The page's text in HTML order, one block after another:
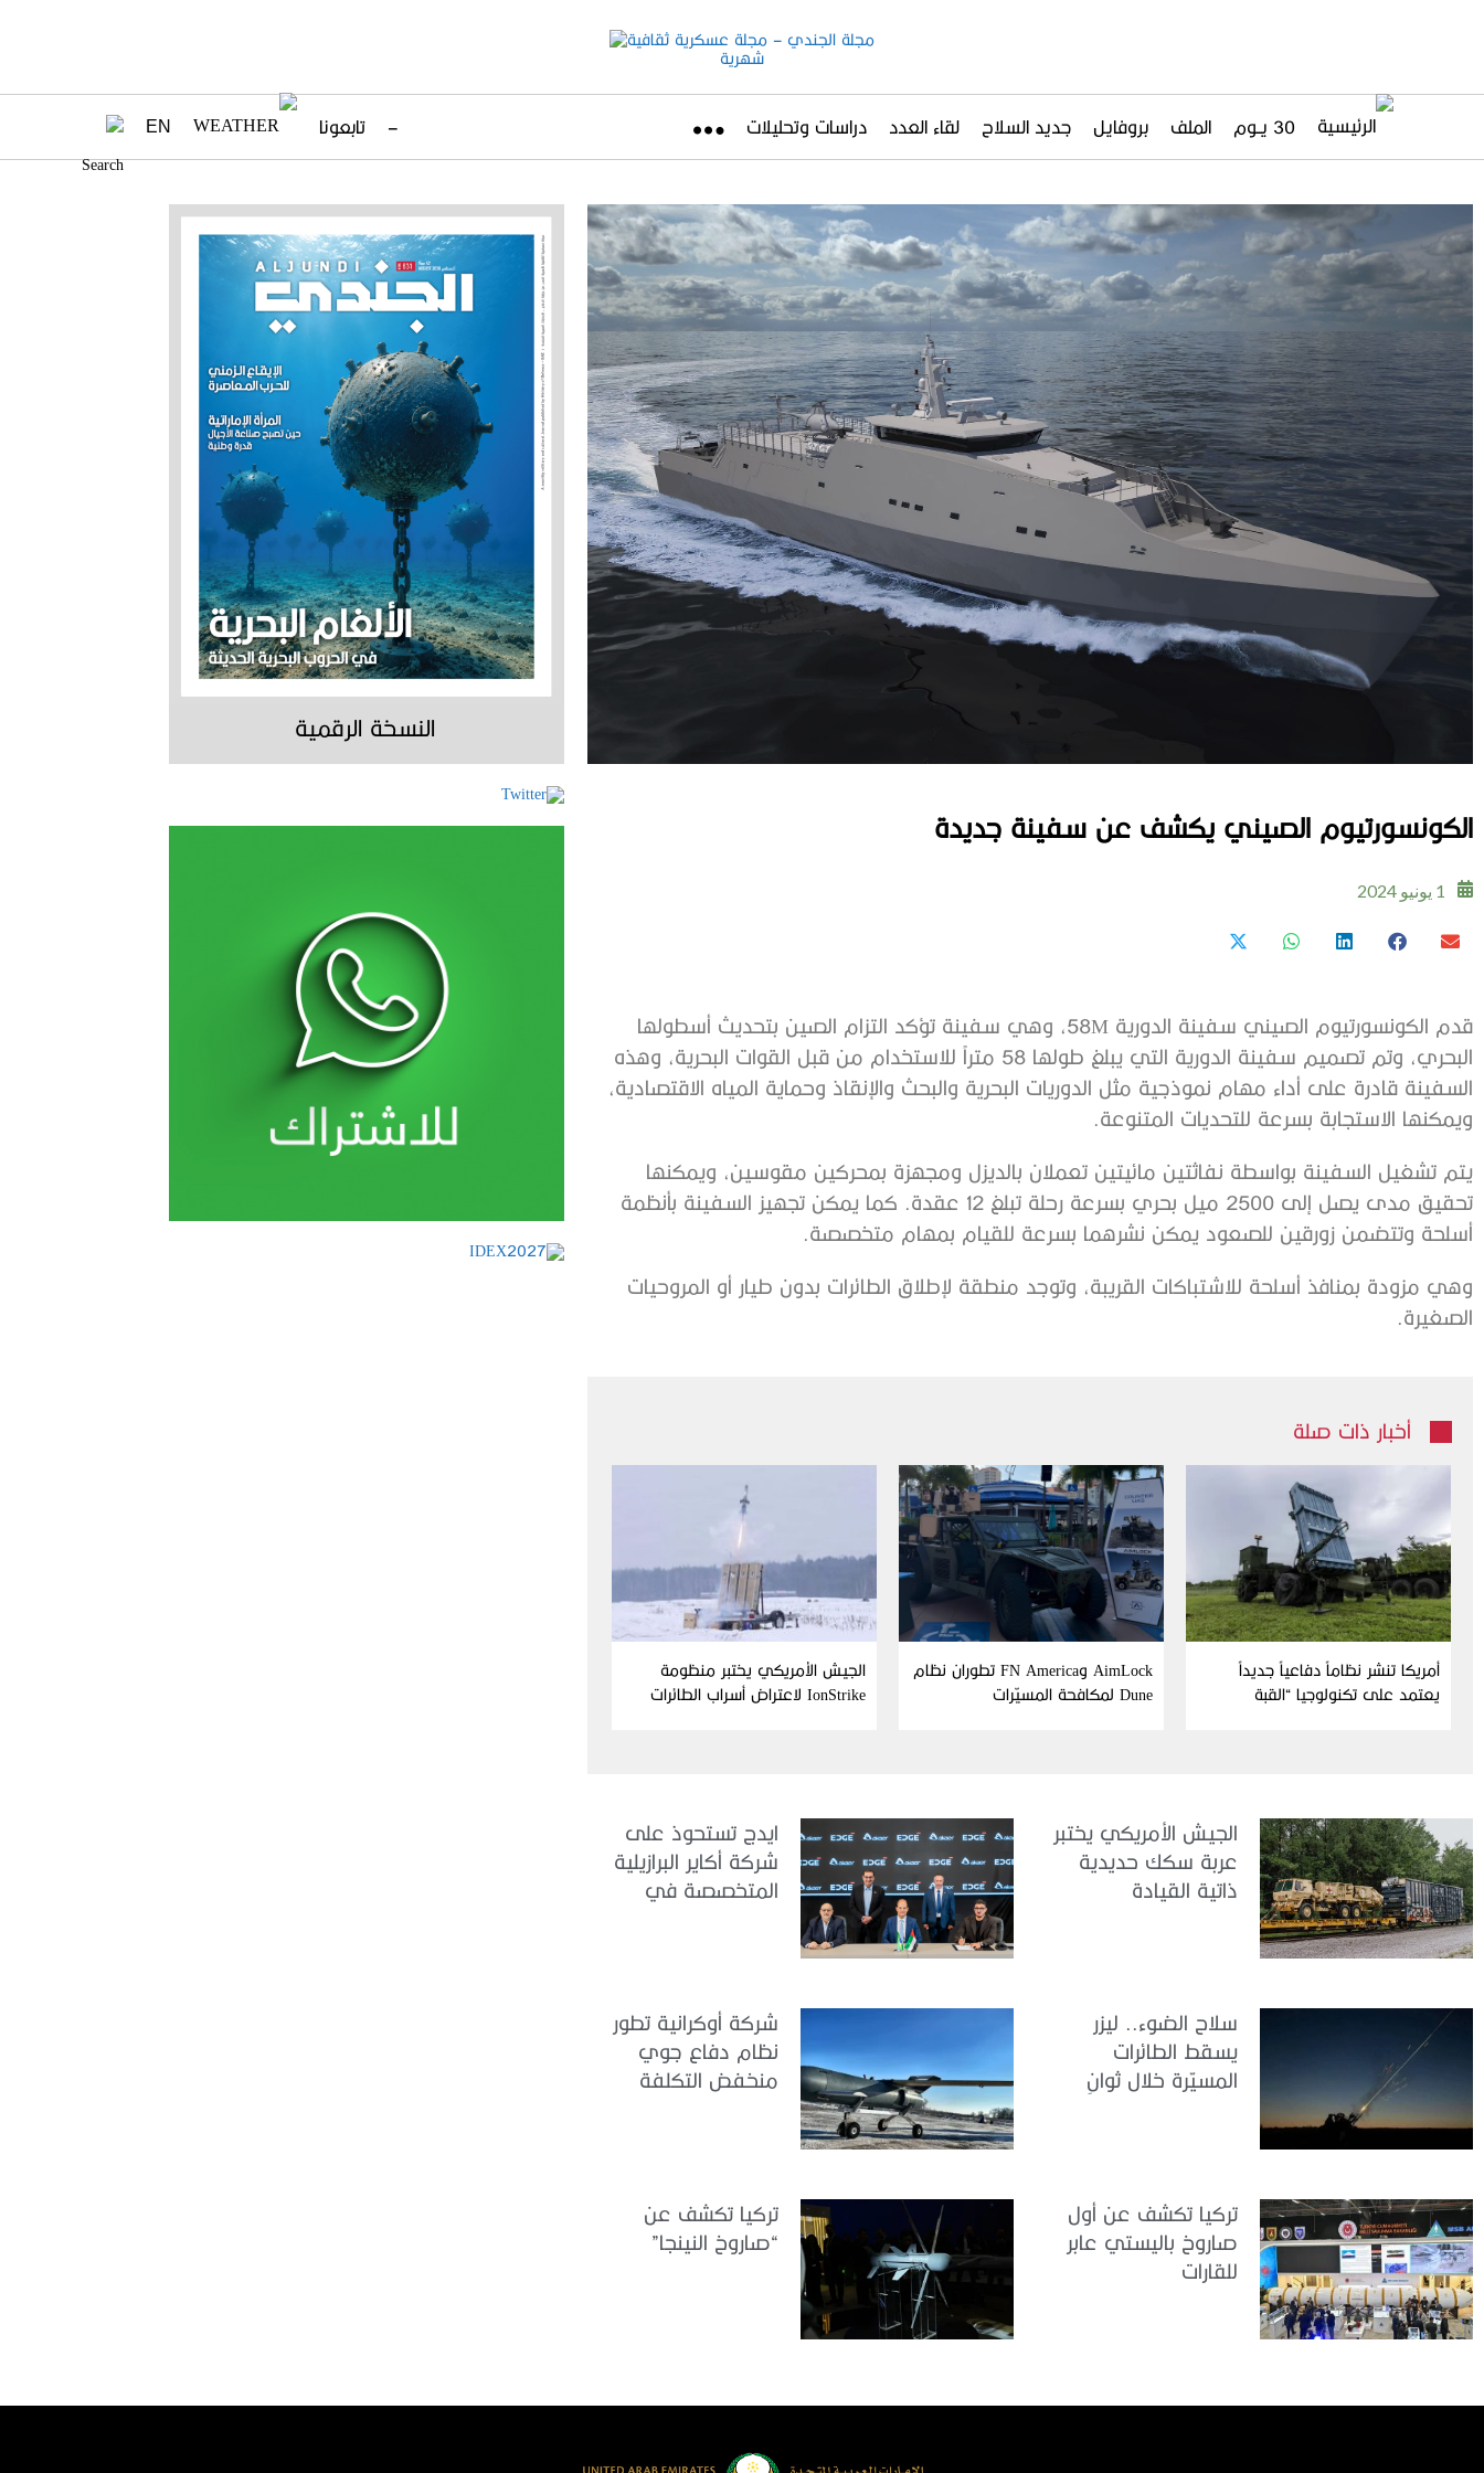
30 يــوم الملف بروفايل جديد السلاح لقاء العدد دراسات وتحليلات – تابعونا EN
الكونسورتيوم الصيني يكشف عن سفينة جديدة
1 يونيو 2024
قدم الكونسورتيوم الصيني سفينة الدورية 58M، وهي سفينة تؤكد التزام الصين بتحديث أسطولها
البحري، وتم تصميم سفينة الدورية التي يبلغ طولها 58 متراً للاستخدام من قبل القوات البحرية، وهذه
السفينة قادرة على أداء مهام نموذجية مثل الدوريات البحرية والبحث والإنقاذ وحماية المياه الاقتصادية،
ويمكنها الاستجابة بسرعة للتحديات المتنوعة.
يتم تشغيل السفينة بواسطة نفاثتين مائيتين تعملان بالديزل ومجهزة بمحركين مقوسين، ويمكنها
تحقيق مدى يصل إلى 2500 ميل بحري بسرعة رحلة تبلغ 12 عقدة. كما يمكن تجهيز السفينة بأنظمة
أسلحة وتتضمن زورقين للصعود يمكن نشرهما بسرعة للقيام بمهام متخصصة.
وهي مزودة بمنافذ أسلحة للاشتباكات القريبة، وتوجد منطقة لإطلاق الطائرات بدون طيار أو المروحيات
الصغيرة.
أخبار ذات صلة
أمريكا تنشر نظاماً دفاعياً جديداً
يعتمد على تكنولوجيا “القبة
AimLock وFN America تطوران نظام
Dune لمكافحة المسيّرات
الجيش الأمريكي يختبر منظومة
IonStrike لاعتراض أسراب الطائرات
الجيش الأمريكي يختبر
عربة سكك حديدية
ذاتية القيادة
ايدج تستحوذ على
شركة أكاير البرازيلية
المتخصصة في
سلاح الضوء.. ليزر
يسقط الطائرات
المسيّرة خلال ثوانٍ
شركة أوكرانية تطور
نظام دفاع جوي
منخفض التكلفة
تركيا تكشف عن أول
صاروخ باليستي عابر
للقارات
تركيا تكشف عن
“صاروخ النينجا”
النسخة الرقمية